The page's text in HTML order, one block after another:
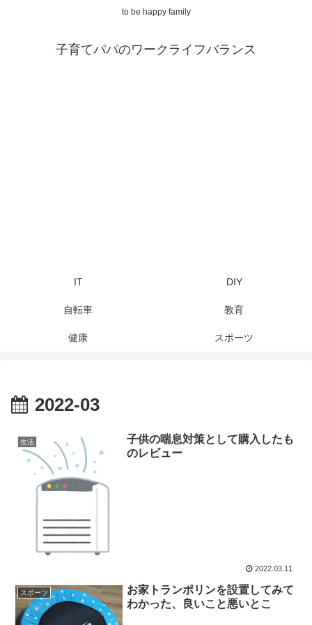
to be happy family
子育てパパのワークライフバランス
IT DIY
自転車 教育
健康 スポーツ
2022-03
生活
子供の喘息対策として購入したも
のレビュー
2022.03.11
スポーツ
お家トランポリンを設置してみて
わかった、良いこと悪いとこ